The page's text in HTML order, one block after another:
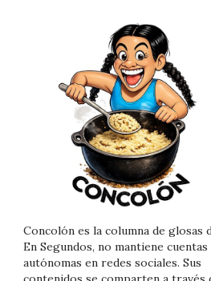
Concolón es la columna de glosas
En Segundos, no mantiene cuentas
autónomas en redes sociales. Sus